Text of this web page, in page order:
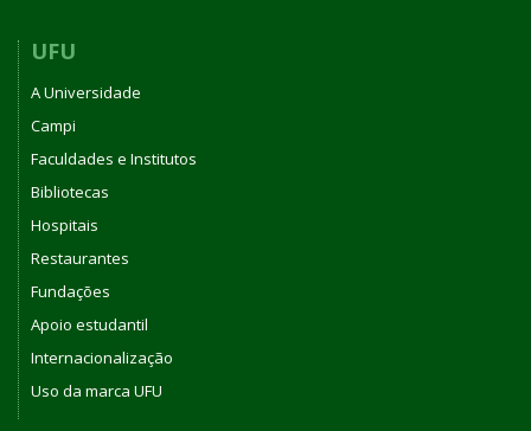
UFU
A Universidade
Campi
Faculdades e Institutos
Bibliotecas
Hospitais
Restaurantes
Fundações
Apoio estudantil
Internacionalização
Uso da marca UFU